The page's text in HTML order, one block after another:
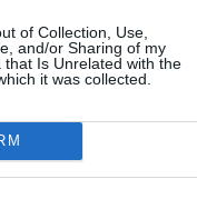
of Collection, Use,
and/or Sharing of my
that Is Unrelated with the
it was collected.
και σήμερα
τεχνικό διευθυντή,
τις δύο ελεύθερες μη
Αφένα-Γκιάν. «Αυτόν